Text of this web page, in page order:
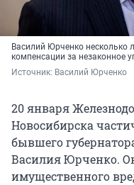
Василий Юрченко несколько
компенсации за незаконное
Источник: Василий Юрченко
20 января
Новосибирска
бывшего
Василия Юрченко.
имущественного